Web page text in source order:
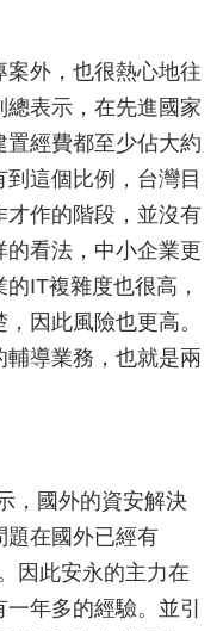
外，也很熱心地往
表示，在先進國家
經費都至少佔大約
這個比例，台灣目
作的階段，並沒有
看法，中小企業更
IT複雜度也很高，
因此風險也更高。
導業務，也就是兩
，國外的資安解決
題在國外已經有
因此安永的主力在
年多的經驗。並引